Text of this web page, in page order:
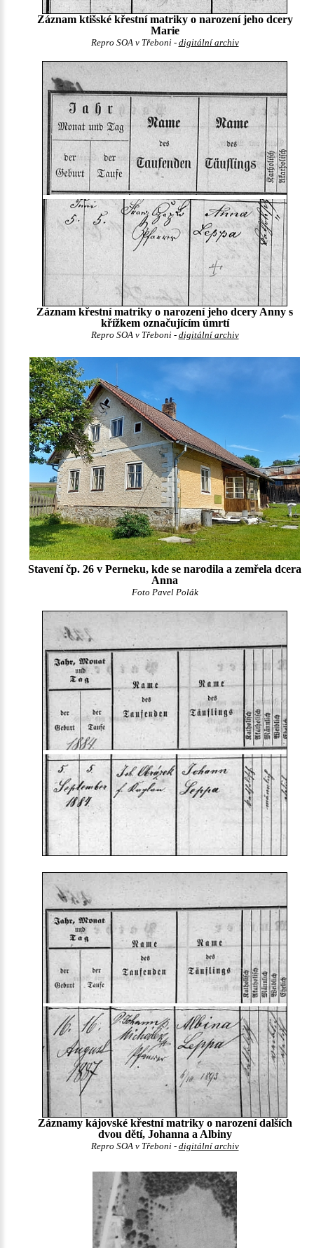
Záznam ktišské křestní matriky o narození jeho dcery
Marie
Repro SOA v Třeboni - digitální archiv
Záznam křestní matriky o narození jeho dcery Anny s
křížkem označujícím úmrtí
Repro SOA v Třeboni - digitální archiv
Stavení čp. 26 v Perneku, kde se narodila a zemřela dcera
Anna
Foto Pavel Polák
Záznamy kájovské křestní matriky o narození dalších
dvou dětí, Johanna a Albiny
Repro SOA v Třeboni - digitální archiv